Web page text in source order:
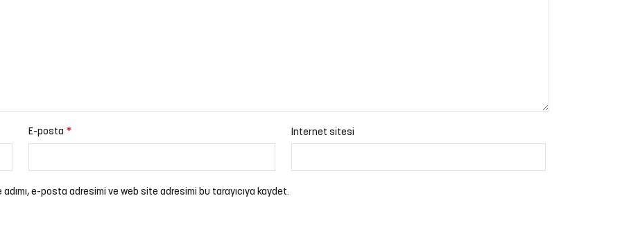
E-posta * İnternet sitesi
e-posta adresimi ve web site adresimi bu tarayıcıya kaydet.